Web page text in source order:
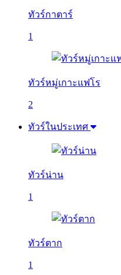
ทัวร์กาตาร์
1
ทัวร์หมู่เกาะแฟโร
2
ทัวร์ในประเทศ
ทัวร์น่าน
1
ทัวร์ตาก
1